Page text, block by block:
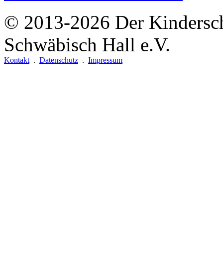
© 2013-2026 Der
Schwäbisch Hall e.V.
Kontakt . Datenschutz . Impressum